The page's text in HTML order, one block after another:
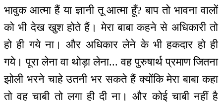
भावुक आत्मा हैं या ज्ञानी तू आत्मा हूँ? बाप तो भावना वालों
को भी देख खुश होते हैं। मेरा बाबा कहने से अधिकारी तो
हो ही गये ना। और अधिकार लेने के भी हकदार हो ही
गये। पूरा लेना वा थोड़ा लेना... वह पुरुषार्थ प्रमाण जितना
झोली भरने चाहे उतनी भर सकते हैं क्योंकि मेरा बाबा कहा
तो वह चाबी तो लगा ही दी ना। और कोई चाबी नहीं है